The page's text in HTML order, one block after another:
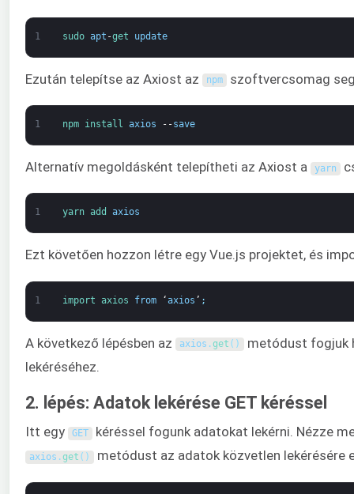
1 sudo apt -get update
Ezután telepítse az Axiost az npm szoftvercsomag
1 npm install axios --save
Alternatív megoldásként telepítheti az Axiost a yarn
1 yarn add axios
Ezt követően hozzon létre egy Vue.js projektet, és
1 import axios from ‘axios ’ ;
A következő lépésben az axios .get ( ) metódust fogjuk
lekéréséhez.
2. lépés: Adatok lekérése GET kéréssel
Itt egy GET kéréssel fogunk adatokat lekérni. Nézze
axios .get ( ) metódust az adatok közvetlen lekérésére